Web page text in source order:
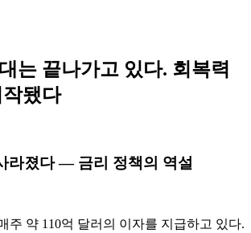
는 끝나가고 있다. 회복력
됐다
라졌다 — 금리 정책의 역설
주 약 110억 달러의 이자를 지급하고 있다.